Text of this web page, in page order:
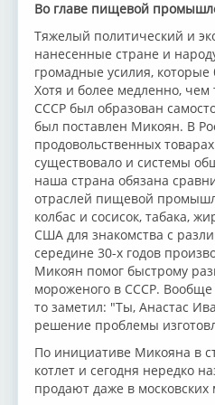
Во главе пищевой
Тяжелый политический и
нанесенные стране и
громадные усилия,
Хотя и более медленно, чем
СССР был образован
был поставлен Микоян. В
продовольственных
существовало и системы
наша страна обязана
отраслей пищевой
колбас и сосисок, табака,
США для знакомства с
середине 30-х годов
Микоян помог быстрому
мороженого в СССР.
то заметил: "Ты, Анастас
решение проблемы
По инициативе Микояна в
котлет и сегодня нередко
продают даже в московских